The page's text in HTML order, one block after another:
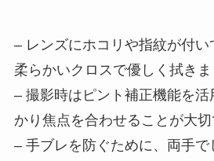
– レンズにホコリや指紋が付い
柔らかいクロスで優しく拭きま
– 撮影時はピント補正機能を活
かり焦点を合わせることが大切
– 手ブレを防ぐために、両手